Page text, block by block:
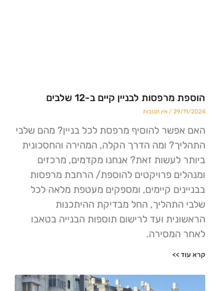
לבניין קיים ב-12 שלבים
אין תגובות
להוסיף מרפסת לכל בניין? מהם שלבי
ומה הדרך הקלה, המהירה והחסכונית
זאת? אנחנו מקדמים, מרכזים
פרויקטים להוספת/ הרחבת מרפסות
קיימים, ומספקים מעטפת מלאה לכל
החל מבדיקת ההיתכנות
ועד לרישום תוספות הבנייה בטאבו